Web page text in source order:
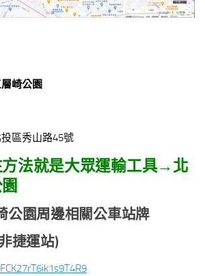
崎公園
區秀山路45號
法就是大眾運輸工具→北
公園周邊相關公車站牌
捷運站)